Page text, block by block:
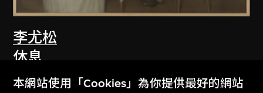
李尤松
休息
2005
本網站使用「Cookies」為你提供最好的網站